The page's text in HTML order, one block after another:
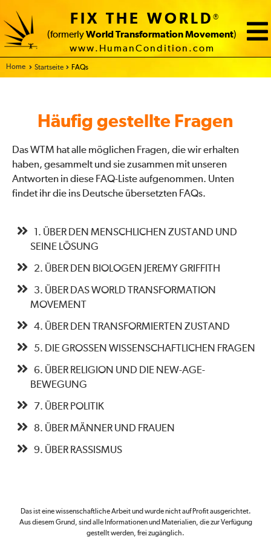
FIX THE WORLD®
(formerly World Transformation Movement)
www.HumanCondition.com
Home Startseite FAQs
Häufig gestellte Fragen
Das WTM hat alle möglichen Fragen, die wir erhalten
haben, gesammelt und sie zusammen mit unseren
Antworten in diese FAQ-Liste aufgenommen. Unten
findet ihr die ins Deutsche übersetzten FAQs.
1. ÜBER DEN MENSCHLICHEN ZUSTAND UND
SEINE LÖSUNG
2. ÜBER DEN BIOLOGEN JEREMY GRIFFITH
3. ÜBER DAS WORLD TRANSFORMATION
MOVEMENT
4. ÜBER DEN TRANSFORMIERTEN ZUSTAND
5. DIE GROSSEN WISSENSCHAFTLICHEN FRAGEN
6. ÜBER RELIGION UND DIE NEW-AGE-
BEWEGUNG
7. ÜBER POLITIK
8. ÜBER MÄNNER UND FRAUEN
9. ÜBER RASSISMUS
Das ist eine wissenschaftliche Arbeit und wurde nicht auf Profit ausgerichtet.
Aus diesem Grund, sind alle Informationen und Materialien, die zur Verfügung
gestellt werden, frei zugänglich.